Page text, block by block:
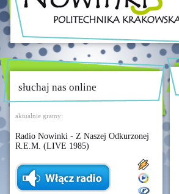
słuchaj nas online
aktualnie gramy:
Radio Nowinki - Z Naszej Odkurzonej
R.E.M. (LIVE 1985)